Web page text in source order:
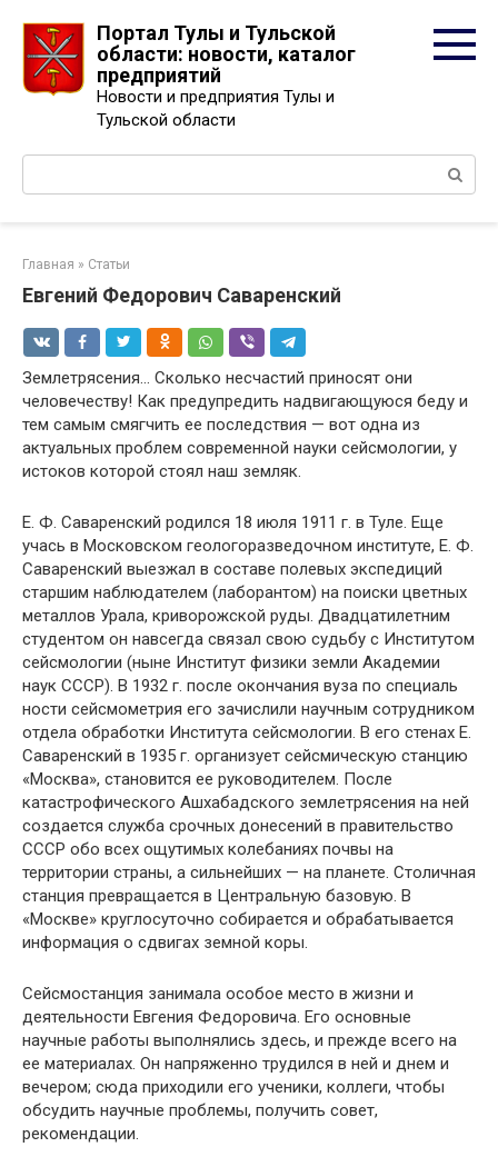
контенту
Портал Тулы и Тульской
области: новости, каталог
предприятий
Новости и предприятия Тулы и
Тульской области
Поиск:
Главная » Статьи
Евгений Федорович Саваренский
Землетрясения… Сколько несчастий приносят они
человечеству! Как предупредить надвигающуюся беду и
тем самым смягчить ее последствия — вот одна из
актуальных проблем современной науки сейсмологии, у
истоков которой стоял наш земляк.
Е. Ф. Саваренский родился 18 июля 1911 г. в Туле. Еще
учась в Московском геологоразведочном институте, Е. Ф.
Саваренский выезжал в составе полевых экспедиций
старшим наблюдателем (лаборантом) на поиски цветных
металлов Урала, криворожской руды. Двадцатилетним
студентом он навсегда связал свою судьбу с Институтом
сейсмологии (ныне Институт физики земли Академии
наук СССР). В 1932 г. после окончания вуза по специаль
ности сейсмометрия его зачислили научным сотрудником
отдела обработки Института сейсмологии. В его стенах Е.
Саваренский в 1935 г. организует сейсмическую станцию
«Москва», становится ее руководителем. После
катастрофического Ашхабадского землетрясения на ней
создается служба срочных донесений в правительство
СССР обо всех ощутимых колебаниях почвы на
территории страны, а сильнейших — на планете. Столичная
станция превращается в Центральную базовую. В
«Москве» круглосуточно собирается и обрабатывается
информация о сдвигах земной коры.
Сейсмостанция занимала особое место в жизни и
деятельности Евгения Федоровича. Его основные
научные работы выполнялись здесь, и прежде всего на
ее материалах. Он напряженно трудился в ней и днем и
вечером; сюда приходили его ученики, коллеги, чтобы
обсудить научные проблемы, получить совет,
рекомендации.